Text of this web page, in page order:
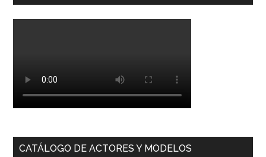
CATÁLOGO DE ACTORES Y MODELOS